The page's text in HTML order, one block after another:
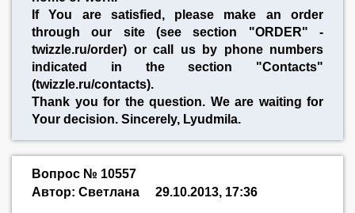
If You are satisfied, please make an order
through our site (see section "ORDER" -
twizzle.ru/order) or call us by phone numbers
indicated in the section "Contacts"
(twizzle.ru/contacts).
Thank you for the question. We are waiting for
Your decision. Sincerely, Lyudmila.
Вопрос № 10557
Автор: Светлана
29.10.2013, 17:36